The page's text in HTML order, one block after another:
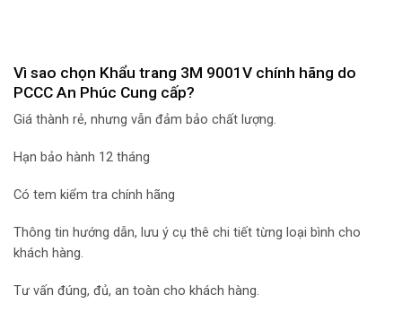
Vì sao chọn Khẩu trang 3M 9001V chính hãng do
PCCC An Phúc Cung cấp?
Giá thành rẻ, nhưng vẫn đảm bảo chất lượng.
Hạn bảo hành 12 tháng
Có tem kiểm tra chính hãng
Thông tin hướng dẫn, lưu ý cụ thê chi tiết từng loại bình cho
khách hàng.
Tư vấn đúng, đủ, an toàn cho khách hàng.